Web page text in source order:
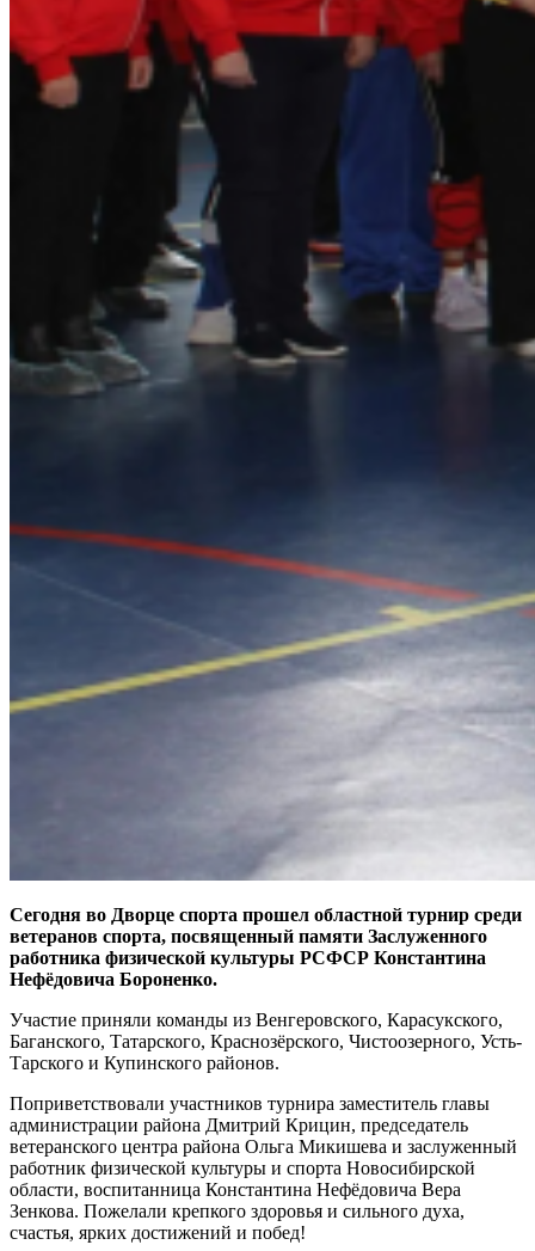
Сегодня во Дворце спорта прошел областной турнир среди
ветеранов спорта, посвященный памяти Заслуженного
работника физической культуры РСФСР Константина
Нефёдовича Бороненко.
Участие приняли команды из Венгеровского, Карасукского,
Баганского, Татарского, Краснозёрского, Чистоозерного, Усть-
Тарского и Купинского районов.
Поприветствовали участников турнира заместитель главы
администрации района Дмитрий Крицин, председатель
ветеранского центра района Ольга Микишева и заслуженный
работник физической культуры и спорта Новосибирской
области, воспитанница Константина Нефёдовича Вера
Зенкова. Пожелали крепкого здоровья и сильного духа,
счастья, ярких достижений и побед!